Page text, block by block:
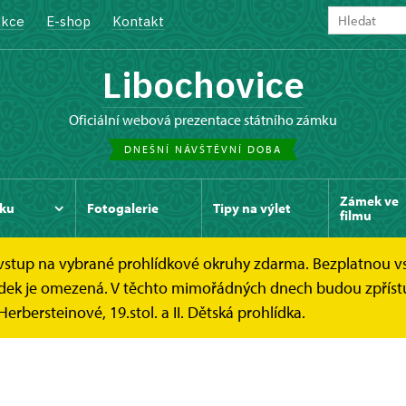
E-shop Kontakt
Libochovice
oficiální webová prezentace státního zámku
DNEŠNÍ NÁVŠTĚVNÍ DOBA
Fotogalerie Tipy na výlet
Zámek ve
filmu
na vybrané prohlídkové okruhy zdarma. Bezplatnou
je omezená. V těchto mimořádných dnech budou
19.stol. a II. Dětská prohlídka.